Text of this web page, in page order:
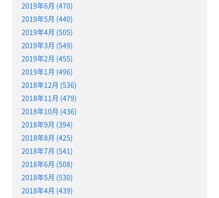
2019年6月 (470)
2019年5月 (440)
2019年4月 (505)
2019年3月 (549)
2019年2月 (455)
2019年1月 (496)
2018年12月 (536)
2018年11月 (479)
2018年10月 (436)
2018年9月 (394)
2018年8月 (425)
2018年7月 (541)
2018年6月 (508)
2018年5月 (530)
2018年4月 (439)